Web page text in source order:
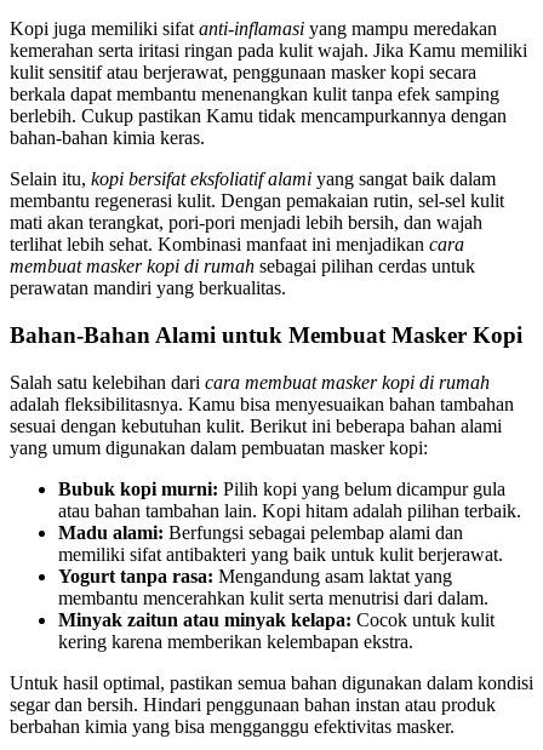
Kopi juga memiliki sifat anti-inflamasi yang mampu meredakan
kemerahan serta iritasi ringan pada kulit wajah. Jika Kamu memiliki
kulit sensitif atau berjerawat, penggunaan masker kopi secara
berkala dapat membantu menenangkan kulit tanpa efek samping
berlebih. Cukup pastikan Kamu tidak mencampurkannya dengan
bahan-bahan kimia keras.
Selain itu, kopi bersifat eksfoliatif alami yang sangat baik dalam
membantu regenerasi kulit. Dengan pemakaian rutin, sel-sel kulit
mati akan terangkat, pori-pori menjadi lebih bersih, dan wajah
terlihat lebih sehat. Kombinasi manfaat ini menjadikan cara
membuat masker kopi di rumah sebagai pilihan cerdas untuk
perawatan mandiri yang berkualitas.
Bahan-Bahan Alami untuk Membuat Masker Kopi
Salah satu kelebihan dari cara membuat masker kopi di rumah
adalah fleksibilitasnya. Kamu bisa menyesuaikan bahan tambahan
sesuai dengan kebutuhan kulit. Berikut ini beberapa bahan alami
yang umum digunakan dalam pembuatan masker kopi:
Bubuk kopi murni: Pilih kopi yang belum dicampur gula
atau bahan tambahan lain. Kopi hitam adalah pilihan terbaik.
Madu alami: Berfungsi sebagai pelembap alami dan
memiliki sifat antibakteri yang baik untuk kulit berjerawat.
Yogurt tanpa rasa: Mengandung asam laktat yang
membantu mencerahkan kulit serta menutrisi dari dalam.
Minyak zaitun atau minyak kelapa: Cocok untuk kulit
kering karena memberikan kelembapan ekstra.
Untuk hasil optimal, pastikan semua bahan digunakan dalam kondisi
segar dan bersih. Hindari penggunaan bahan instan atau produk
berbahan kimia yang bisa mengganggu efektivitas masker.